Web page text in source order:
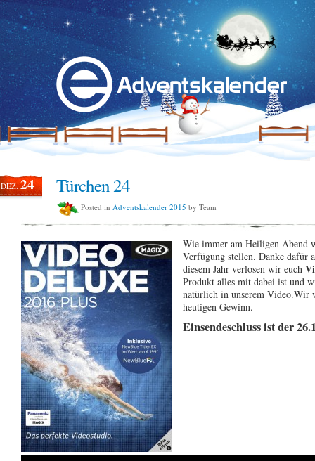
DEZ.24 Türchen 24
Posted in Adventskalender 2015 by Team
Wie immer am Heiligen Abend
Verfügung stellen. Danke dafür
diesem Jahr verlosen wir euch
Produkt alles mit dabei ist und
natürlich in unserem Video.Wir
heutigen Gewinn.
Einsendeschluss ist der